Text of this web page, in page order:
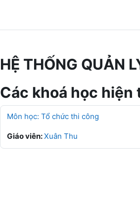
HỆ THỐNG QUẢN
Các khoá học hiện
Môn học: Tổ chức thi công
Giáo viên:Xuân Thu